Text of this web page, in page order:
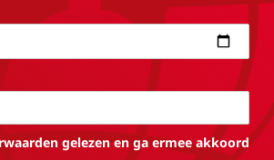
gelezen en ga ermee akkoord